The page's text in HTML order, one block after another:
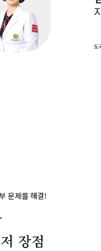
문제를 해결!
장점